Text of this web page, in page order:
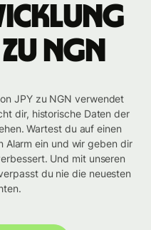
NGN
JPY zu NGN verwendet
dir, historische Daten der
Wartest du auf einen
Alarm ein und wir geben dir
Und mit unseren
du nie die neuesten